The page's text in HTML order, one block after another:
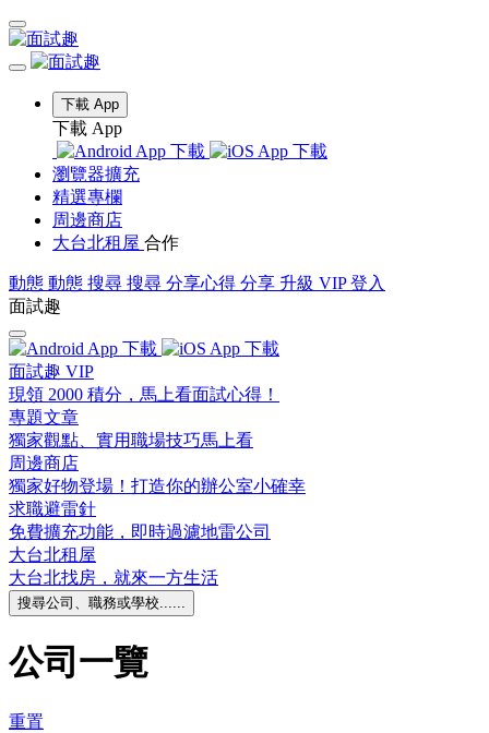
下載 App
下載 App
瀏覽器擴充
精選專欄
周邊商店
大台北租屋 合作
動態 動態 搜尋 搜尋 分享心得 分享 升級 VIP 登入
面試趣
面試趣 VIP
現領 2000 積分，馬上看面試心得！
專題文章
獨家觀點、實用職場技巧馬上看
周邊商店
獨家好物登場！打造你的辦公室小確幸
求職避雷針
免費擴充功能，即時過濾地雷公司
大台北租屋
大台北找房，就來一方生活
搜尋公司、職務或學校......
公司一覽
重置